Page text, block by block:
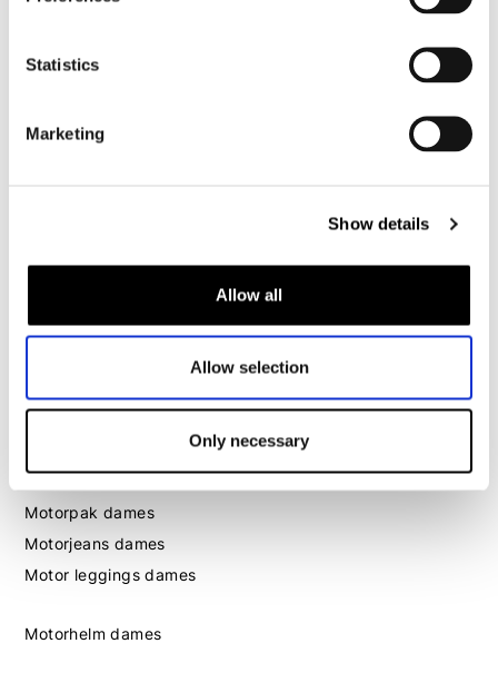
Statistics
Marketing
Show details
Allow all
Allow selection
Only necessary
Motorjeans heren
Motorkleding dames
Motorpak dames
Motorjeans dames
Motor leggings dames
Motorhelm dames